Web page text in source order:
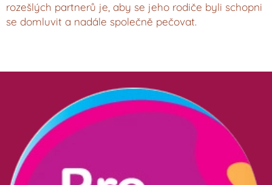
rozešlých partnerů je, aby se jeho rodiče byli schopni
se domluvit a nadále společně pečovat.